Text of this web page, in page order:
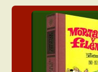
Mi cuenta